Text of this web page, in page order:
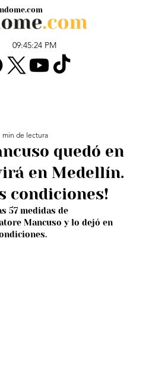
09:45:24 PM
quedó en
en Medellín.
condiciones!
min de lectura
57 medidas de
Mancuso y lo dejó en